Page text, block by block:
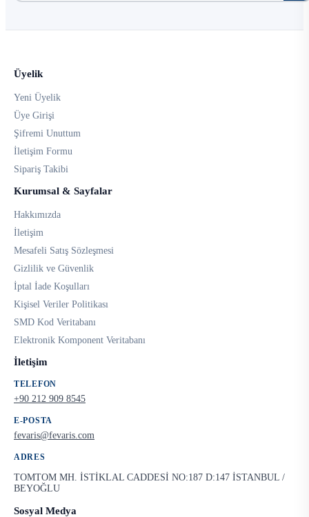
Üyelik
Yeni Üyelik
Üye Girişi
Şifremi Unuttum
İletişim Formu
Sipariş Takibi
Kurumsal & Sayfalar
Hakkımızda
İletişim
Mesafeli Satış Sözleşmesi
Gizlilik ve Güvenlik
İptal İade Koşulları
Kişisel Veriler Politikası
SMD Kod Veritabanı
Elektronik Komponent Veritabanı
İletişim
TELEFON
+90 212 909 8545
E-POSTA
fevaris@fevaris.com
ADRES
TOMTOM MH. İSTİKLAL CADDESİ NO:187 D:147 İSTANBUL /
BEYOĞLU
Sosyal Medya